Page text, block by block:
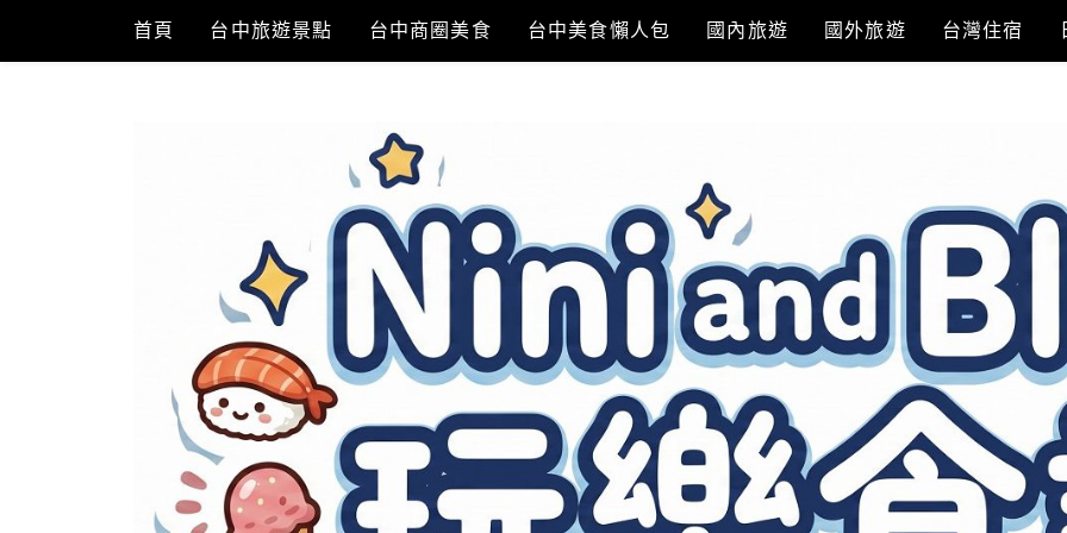
content
首頁 台中旅遊景點 台中商圈美食 台中美食懶人包 國內旅遊 國外旅遊 台灣住宿